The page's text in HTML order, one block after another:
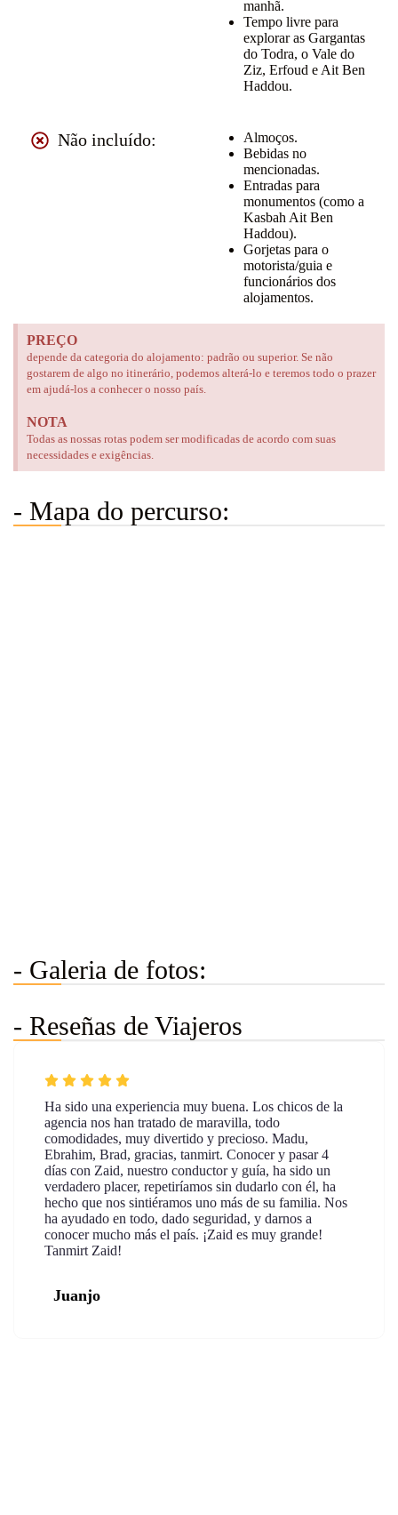
manhã.
Tempo livre para
explorar as Gargantas
do Todra, o Vale do
Ziz, Erfoud e Ait Ben
Haddou.
Não incluído:
Almoços.
Bebidas no
mencionadas.
Entradas para
monumentos (como a
Kasbah Ait Ben
Haddou).
Gorjetas para o
motorista/guia e
funcionários dos
alojamentos.
PREÇO
depende da categoria do alojamento: padrão ou superior. Se não
gostarem de algo no itinerário, podemos alterá-lo e teremos todo o prazer
em ajudá-los a conhecer o nosso país.
NOTA
Todas as nossas rotas podem ser modificadas de acordo com suas
necessidades e exigências.
- Mapa do percurso:
- Galeria de fotos:
- Reseñas de Viajeros
Ha sido una experiencia muy buena. Los chicos de la
agencia nos han tratado de maravilla, todo
comodidades, muy divertido y precioso. Madu,
Ebrahim, Brad, gracias, tanmirt. Conocer y pasar 4
días con Zaid, nuestro conductor y guía, ha sido un
verdadero placer, repetiríamos sin dudarlo con él, ha
hecho que nos sintiéramos uno más de su familia. Nos
ha ayudado en todo, dado seguridad, y darnos a
conocer mucho más el país. ¡Zaid es muy grande!
Tanmirt Zaid!
Juanjo